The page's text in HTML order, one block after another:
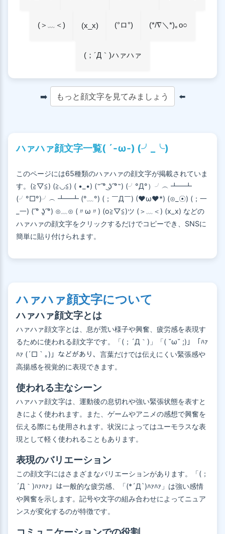
(＞﹏＜) (x_x) (°ロ°) (*/∇＼*)｡o○
(；´Д｀)ハァハァ
➡️ もっと顔文字を見てみましょう ⬅️
ハァハァ顔文字一覧( ´-ω-) (╯_╰)
このページには65種類のハァハァの顔文字が掲載されていま
す。(≧▽≦) (≧◡≦) ( •_•) (˵ ͡° ͜ʖ ͡°˵) (╯°Д°）╯︵ ┻━┻
(╯°□°)╯︵ ┻━┻ (°﹏°) (；￣Д￣) (♥ω♥*) (⊙_☉) (；一
_一) ( ͡° ʖ̯ ͡°) ⊙﹏⊙ (〃ω〃) (o≧▽≦)ツ (＞﹏＜) (x_x) などの
ハァハァの顔文字をクリックするだけでコピーでき、SNSに
簡単に貼り付けられます。
ハァハァ顔文字について
ハァハァ顔文字とは
ハァハァ顔文字とは、息が荒い様子や興奮、疲労感を表現す
るために使われる顔文字です。「(；´Д｀)」「( ˘ω˘ ;)」「ﾊｧ
ﾊｧ (´□｀｡)」などがあり、言葉だけでは伝えにくい緊張感や
高揚感を視覚的に表現できます。
使われる主なシーン
ハァハァ顔文字は、運動後の息切れや強い緊張状態を表すと
きによく使われます。また、ゲームやアニメの感想で興奮を
伝える際にも使用されます。状況によってはユーモラスな表
現として軽く使われることもあります。
表現のバリエーション
この顔文字にはさまざまなバリエーションがあります。「(；
´Д｀)ﾊｧﾊｧ」は一般的な疲労感、「(*´Д`)ﾊｧﾊｧ」は強い感情
や興奮を示します。記号や文字の組み合わせによってニュア
ンスが変化するのが特徴です。